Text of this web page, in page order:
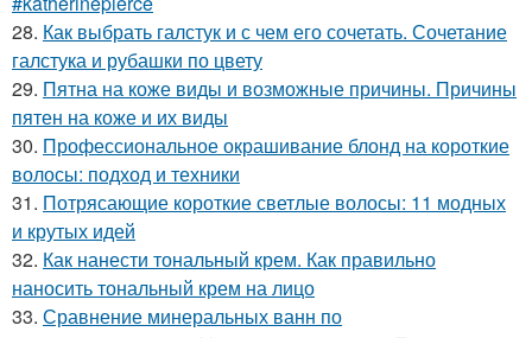
28. Как выбрать галстук и с чем его сочетать. Сочетание
галстука и рубашки по цвету
29. Пятна на коже виды и возможные причины. Причины
пятен на коже и их виды
30. Профессиональное окрашивание блонд на короткие
волосы: подход и техники
31. Потрясающие короткие светлые волосы: 11 модных
и крутых идей
32. Как нанести тональный крем. Как правильно
наносить тональный крем на лицо
33. Сравнение минеральных ванн по